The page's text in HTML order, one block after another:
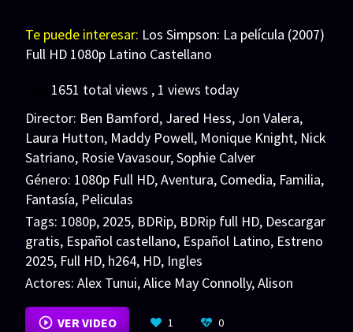
Te puede interesar: Los Simpson: La película (2007)
Full HD 1080p Latino Castellano
1651 total views , 1 views today
Director: Ben Bamford, Jared Hess, Jon Valera,
Laura Hutton, Maddy Powell, Monique Knight, Nick
Satriano, Rosie Vavasour,Sophie Calver
Género: 1080p Full HD,Aventura, Comedia, Familia,
Fantasía, Peliculas
Tags: 1080p, 2025, BDRip, BDRip full HD, Descargar
gratis, Español castellano, Español Latino, Estreno
2025, Full HD, h264, HD, Ingles
Actores: Alex Tunui,Alice May Connolly,Alison
Quigan
VER MÁS
VER VIDEO 1 0